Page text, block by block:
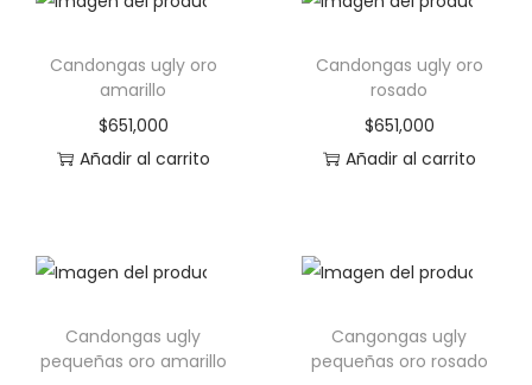
Candongas ugly oro
amarillo
$651,000
Añadir al carrito
Candongas ugly oro
rosado
$651,000
Añadir al carrito
Candongas ugly
pequeñas oro amarillo
Cangongas ugly
pequeñas oro rosado